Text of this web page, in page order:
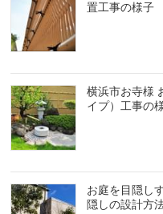
置工事の様子
横浜市お寺様
イプ）工事の
お庭を目隠し
隠しの設計方